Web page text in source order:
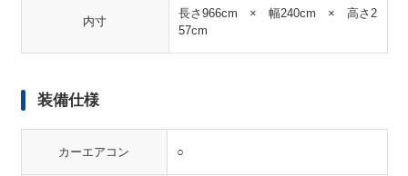
内寸
長さ966cm × 幅240cm × 高さ2
57cm
装備仕様
カーエアコン ○